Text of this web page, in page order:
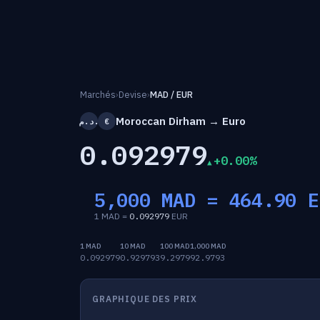
Marchés›Devise›MAD / EUR
د.م. € Moroccan Dirham → Euro
0.092979 +0.00%
5,000 MAD = 464.90
1 MAD = 0.092979 EUR
1 MAD
0.092979
10 MAD
0.929793
100 MAD
9.2979
1,000 MAD
92.9793
GRAPHIQUE DES PRIX